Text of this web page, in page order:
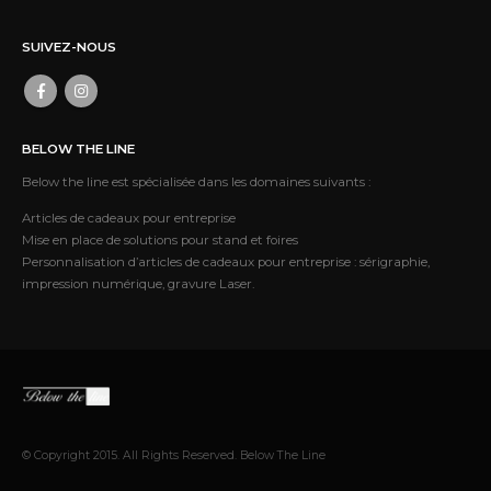
SUIVEZ-NOUS
BELOW THE LINE
Below the line est spécialisée dans les domaines suivants :
Articles de cadeaux pour entreprise
Mise en place de solutions pour stand et foires
Personnalisation d’articles de cadeaux pour entreprise : sérigraphie,
impression numérique, gravure Laser.
© Copyright 2015. All Rights Reserved. Below The Line